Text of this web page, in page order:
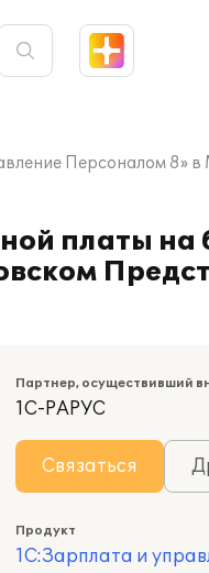
Персоналом
платы на
Партнер, осуществивший
1С-РАРУС
Связаться
Продукт
1С:Зарплата и